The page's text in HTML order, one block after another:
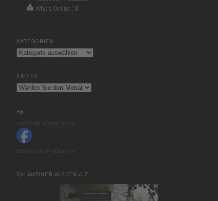
Who's Online : 3
KATEGORIEN
Kategorien
ARCHIV
Archiv
FB
Axel Oder Andrea Schoe
Erstelle dein Profilbanner
DALMATINER WISSEN A-Z